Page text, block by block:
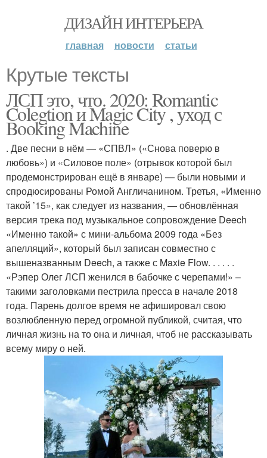
ДИЗАЙН ИНТЕРЬЕРА
главная новости статьи
Крутые тексты
ЛСП это, что. 2020: Romantic
Colegtion и Magic City , уход с
Booking Machine
. Две песни в нём — «СПВЛ» («Снова поверю в
любовь») и «Силовое поле» (отрывок которой был
продемонстрирован ещё в январе) — были новыми и
спродюсированы Ромой Англичанином. Третья, «Именно
такой ’15», как следует из названия, — обновлённая
версия трека под музыкальное сопровождение Deech
«Именно такой» с мини-альбома 2009 года «Без
апелляций», который был записан совместно с
вышеназванным Deech, а также с Maxie Flow. . . . . .
«Рэпер Олег ЛСП женился в бабочке с черепами!» –
такими заголовками пестрила пресса в начале 2018
года. Парень долгое время не афишировал свою
возлюбленную перед огромной публикой, считая, что
личная жизнь на то она и личная, чтоб не рассказывать
всему миру о ней.